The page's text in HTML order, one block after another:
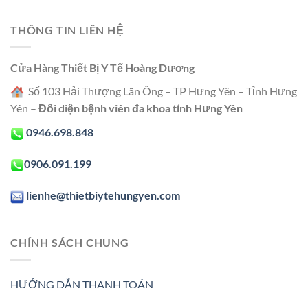
THÔNG TIN LIÊN HỆ
Cửa Hàng Thiết Bị Y Tế Hoàng Dương
Số 103 Hải Thượng Lãn Ông – TP Hưng Yên – Tỉnh Hưng
Yên – Đối diện bệnh viên đa khoa tỉnh Hưng Yên
0946.698.848
0906.091.199
lienhe@thietbiytehungyen.com
CHÍNH SÁCH CHUNG
HƯỚNG DẪN THANH TOÁN